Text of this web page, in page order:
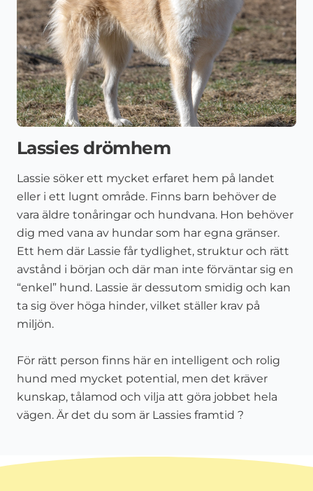
Lassies drömhem
Lassie söker ett mycket erfaret hem på landet
eller i ett lugnt område. Finns barn behöver de
vara äldre tonåringar och hundvana. Hon behöver
dig med vana av hundar som har egna gränser.
Ett hem där Lassie får tydlighet, struktur och rätt
avstånd i början och där man inte förväntar sig en
“enkel” hund. Lassie är dessutom smidig och kan
ta sig över höga hinder, vilket ställer krav på
miljön.
För rätt person finns här en intelligent och rolig
hund med mycket potential, men det kräver
kunskap, tålamod och vilja att göra jobbet hela
vägen. Är det du som är Lassies framtid ?